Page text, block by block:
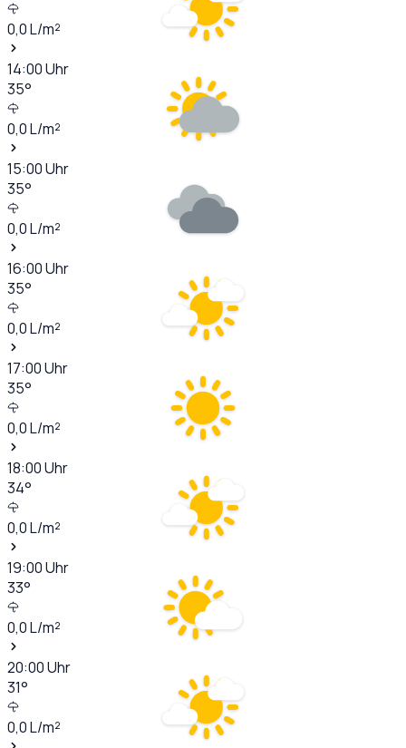
0,0L/m²
14:00Uhr
35°
0,0L/m²
15:00Uhr
35°
0,0L/m²
16:00Uhr
35°
0,0L/m²
17:00Uhr
35°
0,0L/m²
18:00Uhr
34°
0,0L/m²
19:00Uhr
33°
0,0L/m²
20:00Uhr
31°
0,0L/m²